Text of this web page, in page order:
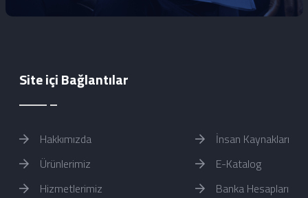
Site içi Bağlantılar
Hakkımızda
Ürünlerimiz
Hizmetlerimiz
İnsan Kaynakları
E-Katalog
Banka Hesapları